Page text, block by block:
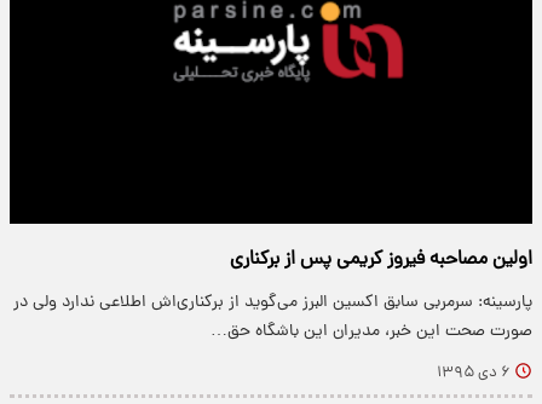
اولین مصاحبه فیروز کریمی پس از برکناری
پارسینه: سرمربی سابق اکسین البرز می‌گوید از برکناری‌اش اطلاعی ندارد ولی در
صورت صحت این خبر، مدیران این باشگاه حق…
۶ دی ۱۳۹۵